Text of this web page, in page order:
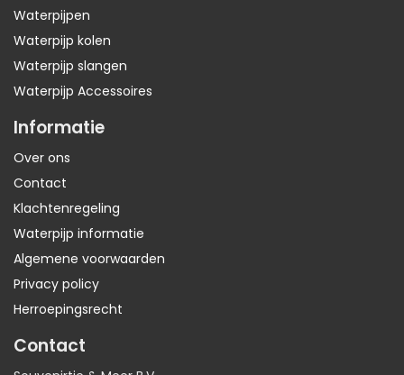
Waterpijpen
Waterpijp kolen
Waterpijp slangen
Waterpijp Accessoires
Informatie
Over ons
Contact
Klachtenregeling
Waterpijp informatie
Algemene voorwaarden
Privacy policy
Herroepingsrecht
Contact